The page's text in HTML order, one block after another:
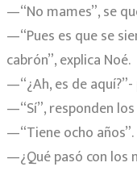
—“No mames”, se
—“Pues es que se
cabrón”, explica Noé.
—“¿Ah, es de
—“Sí”, responden
—“Tiene ocho años”.
—¿Qué pasó con los